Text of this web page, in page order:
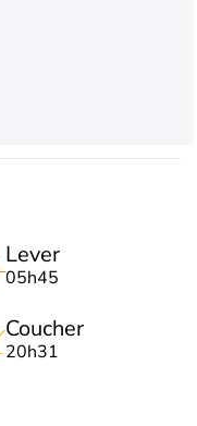
Lever
05h45
Coucher
20h31